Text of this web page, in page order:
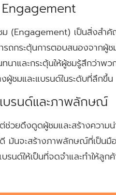
(Engagement) เป็นสิ่งสำ
กระตุ้นการตอบสนองจากผู้ช
นาและกระตุ้นให้ผู้ชมรู้สึกว่าพ
งผู้ชมและแบรนด์ในระดับที่ลึกขึ้น
บรนด์และภาพลักษณ์
วยดึงดูดผู้ชมและสร้างควา
นจะสร้างภาพลักษณ์ที่เป็นมือ
ด์ให้เป็นที่จดจำและทำให้ลูก